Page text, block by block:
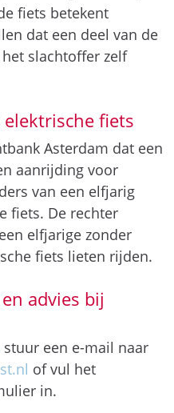
fiets betekent
dat een deel van de
slachtoffer zelf
elektrische fiets
Asterdam dat een
aanrijding voor
van een elfjarig
fiets. De rechter
elfjarige zonder
fiets lieten rijden.
advies bij
stuur een e-mail naar
of vul het
in.